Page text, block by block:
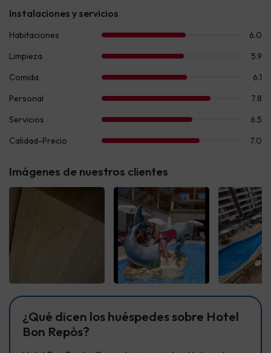
Imágenes de nuestros clientes
¿Qué dicen los huéspedes sobre Hotel
Bon Repòs?